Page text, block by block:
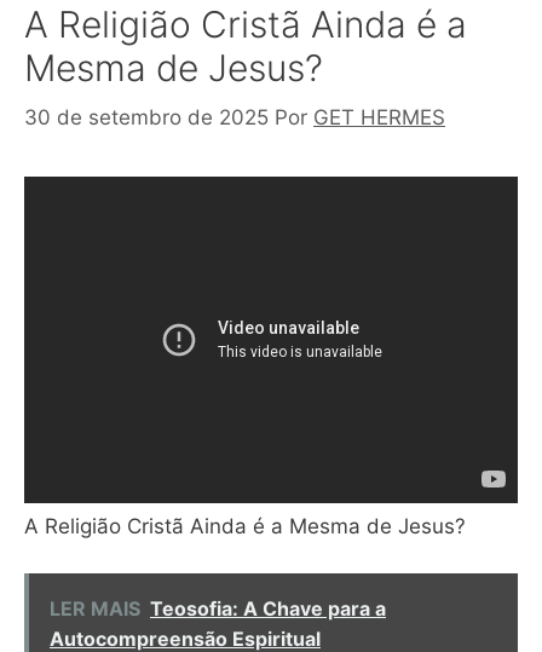
A Religião Cristã Ainda é a
Mesma de Jesus?
30 de setembro de 2025 Por GET HERMES
A Religião Cristã Ainda é a Mesma de Jesus?
LER MAIS Teosofia: A Chave para a
Autocompreensão Espiritual